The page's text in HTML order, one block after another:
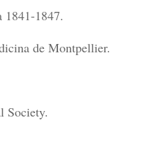
1841-1847.
de Montpellier.
Society.